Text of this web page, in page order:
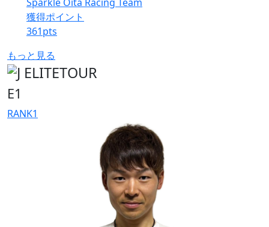
獲得ポイント
361pts
もっと見る
E1
RANK1